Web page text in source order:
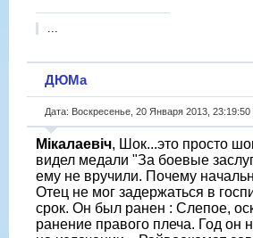
ДЮМа
Дата: Воскресенье, 20 Января 2013,
Мікалаевіч, Шок...это просто
видел медали "За боевые
ему не вручили. Почему
Отец не мог задержаться в
срок. Он был ранен : Слепое,
ранение правого плеча. Год он